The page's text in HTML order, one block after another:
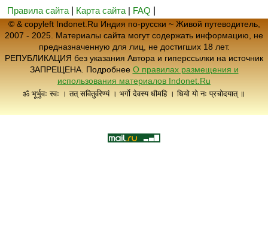
Правила сайта
Карта сайта | FAQ
© & copyleft Indonet.Ru Индия по-русски ~ Живой путеводитель,
2007 - 2025. Материалы сайта могут содержать информацию, не
предназначенную для лиц, не достигших 18 лет.
РЕПУБЛИКАЦИЯ без указания Автора и гиперссылки на источник
ЗАПРЕЩЕНА. Подробнее О правилах размещения и
использования материалов Indonet.Ru
ॐ भूर्भुवः स्वः । तत् सवितुर्वरेण्यं । भर्गो देवस्य धीमहि । धियो यो नः प्रचोदयात् ॥